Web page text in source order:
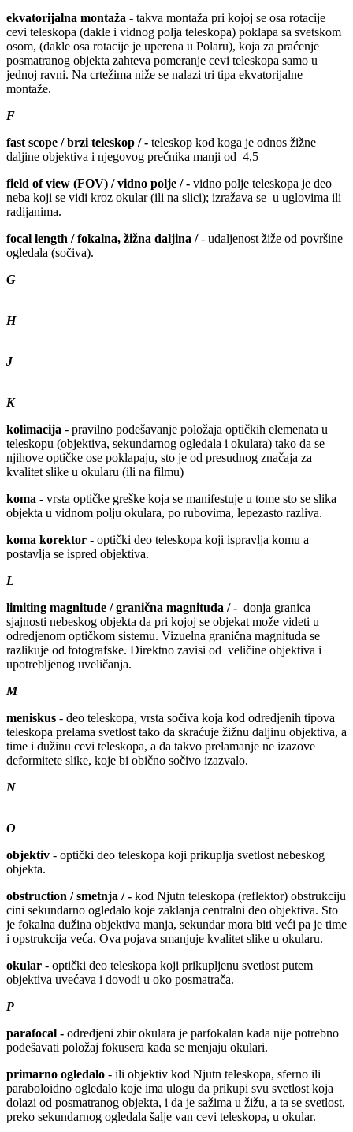
ekvatorijalna montaža - takva montaža pri kojoj se osa rotacije
cevi teleskopa (dakle i vidnog polja teleskopa) poklapa sa svetskom
osom, (dakle osa rotacije je uperena u Polaru), koja za praćenje
posmatranog objekta zahteva pomeranje cevi teleskopa samo u
jednoj ravni. Na crtežima niže se nalazi tri tipa ekvatorijalne
montaže.
F
fast scope / brzi teleskop / - teleskop kod koga je odnos žižne
daljine objektiva i njegovog prečnika manji od 4,5
field of view (FOV) / vidno polje / - vidno polje teleskopa je deo
neba koji se vidi kroz okular (ili na slici); izražava se u uglovima ili
radijanima.
focal length / fokalna, žižna daljina /- udaljenost žiže od površine
ogledala (sočiva).
G
H
J
K
kolimacija - pravilno podešavanje položaja optičkih elemenata u
teleskopu (objektiva, sekundarnog ogledala i okulara) tako da se
njihove optičke ose poklapaju, sto je od presudnog značaja za
kvalitet slike u okularu (ili na filmu)
koma - vrsta optičke greške koja se manifestuje u tome sto se slika
objekta u vidnom polju okulara, po rubovima, lepezasto razliva.
koma korektor - optički deo teleskopa koji ispravlja komu a
postavlja se ispred objektiva.
L
limiting magnitude / granična magnituda / - donja granica
sjajnosti nebeskog objekta da pri kojoj se objekat može videti u
odredjenom optičkom sistemu. Vizuelna granična magnituda se
razlikuje od fotografske. Direktno zavisi od veličine objektiva i
upotrebljenog uveličanja.
M
meniskus - deo teleskopa, vrsta sočiva koja kod odredjenih tipova
teleskopa prelama svetlost tako da skraćuje žižnu daljinu objektiva, a
time i dužinu cevi teleskopa, a da takvo prelamanje ne izazove
deformitete slike, koje bi obično sočivo izazvalo.
N
O
objektiv - optički deo teleskopa koji prikuplja svetlost nebeskog
objekta.
obstruction / smetnja / - kod Njutn teleskopa (reflektor) obstrukciju
cini sekundarno ogledalo koje zaklanja centralni deo objektiva. Sto
je fokalna dužina objektiva manja, sekundar mora biti veći pa je time
i opstrukcija veća. Ova pojava smanjuje kvalitet slike u okularu.
okular - optički deo teleskopa koji prikupljenu svetlost putem
objektiva uvećava i dovodi u oko posmatrača.
P
parafocal - odredjeni zbir okulara je parfokalan kada nije potrebno
podešavati položaj fokusera kada se menjaju okulari.
primarno ogledalo - ili objektiv kod Njutn teleskopa, sferno ili
paraboloidno ogledalo koje ima ulogu da prikupi svu svetlost koja
dolazi od posmatranog objekta, i da je sažima u žižu, a ta se svetlost,
preko sekundarnog ogledala šalje van cevi teleskopa, u okular.